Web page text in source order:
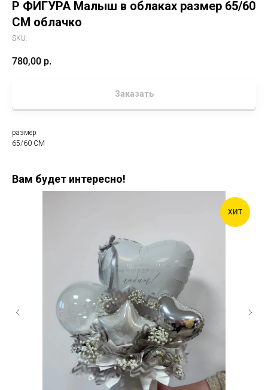
Р ФИГУРА Малыш в облаках размер 65/60
СМ облачко
SKU:
780,00 р.
Заказать
размер
65/60 СМ
Вам будет интересно!
ХИТ